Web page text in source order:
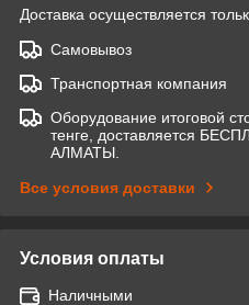
Доставка осуществляется
Самовывоз
Транспортная компания
Оборудование итоговой
тенге, доставляется
АЛМАТЫ.
Все условия доставки
Условия оплаты
Наличными